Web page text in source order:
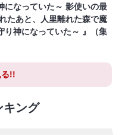
になっていた～ 影使いの最
たあと、人里離れた森で魔
り神になっていた～ 』（集
る!!
キング